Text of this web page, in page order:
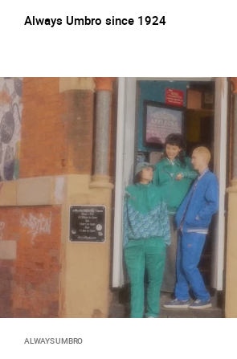
Always Umbro since 1924
ALWAYS UMBRO